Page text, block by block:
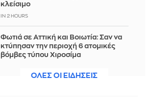
κλείσιμο
IN 2 HOURS
Φωτιά σε Αττική και Βοιωτία: Σαν να
κτύπησαν την περιοχή 6 ατομικές
βόμβες τύπου Χιροσίμα
ΟΛΕΣ ΟΙ ΕΙΔΗΣΕΙΣ